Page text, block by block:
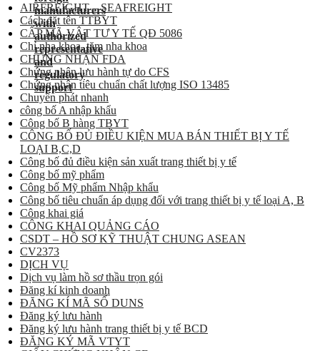
AIRFREIGHT – SEAFREIGHT
Cách đặt tên TTBYT
CẤP MÃ VẬT TƯ Y TẾ QĐ 5086
Chỉ nha khoa, tăm nha khoa
CHỨNG NHẬN FDA
Chứng nhận lưu hành tự do CFS
Chứng nhận tiêu chuẩn chất lượng ISO 13485
Chuyển phát nhanh
công bố A nhập khẩu
Công bố B hàng TBYT
CÔNG BỐ ĐỦ ĐIỀU KIỆN MUA BÁN THIẾT BỊ Y TẾ
LOẠI B,C,D
Công bố đủ điều kiện sản xuất trang thiết bị y tế
Công bố mỹ phẩm
Công bố Mỹ phẩm Nhập khẩu
Công bố tiêu chuẩn áp dụng đối với trang thiết bị y tế loại A, B
Công khai giá
CÔNG KHAI QUẢNG CÁO
CSDT – HỒ SƠ KỸ THUẬT CHUNG ASEAN
CV2373
DỊCH VỤ
Dịch vụ làm hồ sơ thầu trọn gói
Đăng kí kinh doanh
ĐĂNG KÍ MÃ SỐ DUNS
Đăng ký lưu hành
Đăng ký lưu hành trang thiết bị y tế BCD
ĐĂNG KÝ MÃ VTYT